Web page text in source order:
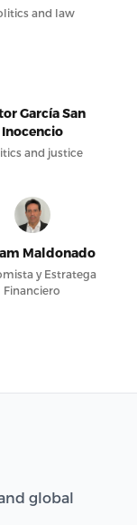
and law
García San
Inocencio
and justice
Maldonado
y Estratega
Financiero
global